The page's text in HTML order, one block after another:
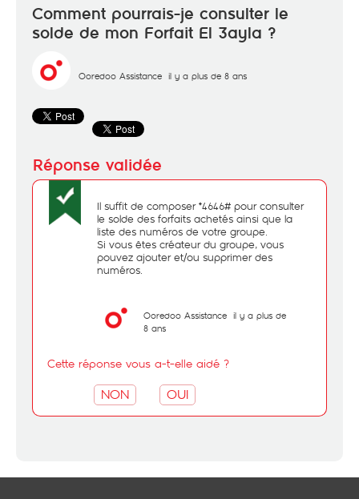
Comment pourrais-je consulter le
solde de mon Forfait El 3ayla ?
Ooredoo Assistance il y a plus de 8 ans
Il suffit de composer *4646# pour consulter
le solde des forfaits achetés ainsi que la
liste des numéros de votre groupe.
Si vous êtes créateur du groupe, vous
pouvez ajouter et/ou supprimer des
numéros.
Ooredoo Assistance il y a plus de
8 ans
Cette réponse vous a-t-elle aidé ?
NON OUI